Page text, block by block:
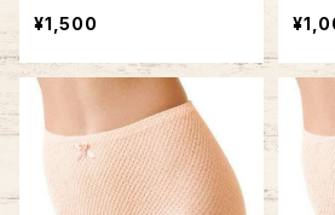
41 ウエストレース フルバッ
ク 鹿の子編み
¥1,500
1 ベ